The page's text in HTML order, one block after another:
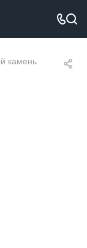
камень